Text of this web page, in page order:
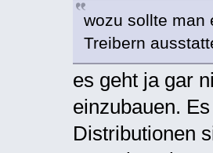
wozu sollte man
Treibern
es geht ja gar
einzubauen.
Distributionen